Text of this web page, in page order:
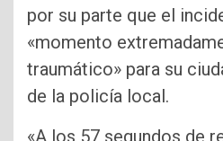
por su parte que el
«momento
traumático» para su
de la policía local.
«A los 57 segundos de